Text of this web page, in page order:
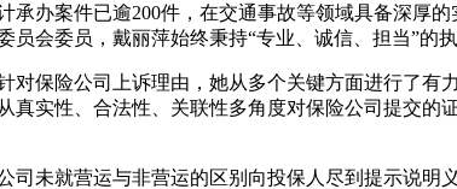
办案件已逾200件，在交通事故等领域具备深厚的
员会委员，戴丽萍始终秉持“专业、诚信、担当”的执
对保险公司上诉理由，她从多个关键方面进行了有
真实性、合法性、关联性多角度对保险公司提交的
司未就营运与非营运的区别向投保人尽到提示说明